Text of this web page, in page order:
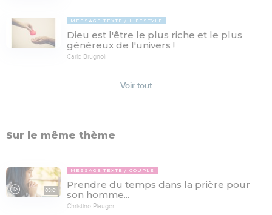
MESSAGE TEXTE LIFESTYLE
Dieu est l'être le plus riche et le plus
généreux de l'univers !
Carlo Brugnoli
Voir tout
Sur le même thème
03:01
MESSAGE TEXTE COUPLE
Prendre du temps dans la prière pour
son homme...
Christine Piauger